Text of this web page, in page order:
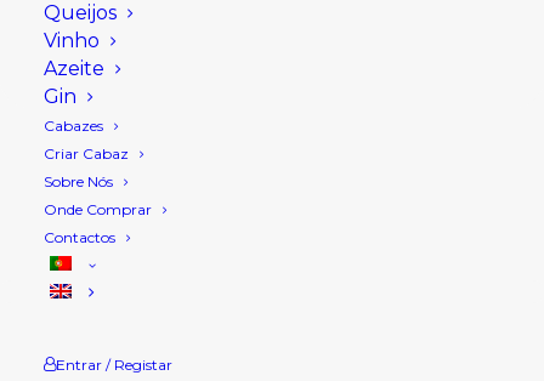
Queijos
Vinho
Azeite
Gin
Cabazes
Criar Cabaz
Sobre Nós
Onde Comprar
Contactos
Entrar / Registar